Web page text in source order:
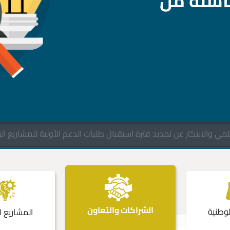
عن تمديد فترة استقبال طلبات الدعم الأولية للمشاريع
الشراكات والتعاون المشاريع